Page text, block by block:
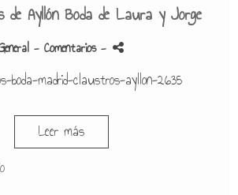
de Ayllón Boda de Laura y Jorge
- Comentarios -
Leer más